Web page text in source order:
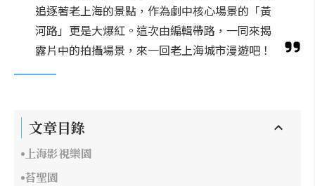
追逐著老上海的景點，作為劇中核心場景的「黃
河路」更是大爆紅。這次由編輯帶路，一同來揭
露片中的拍攝場景，來一回老上海城市漫遊吧！
文章目錄
上海影視樂園
苔聖園